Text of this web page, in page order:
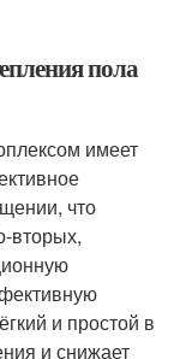
пола
имеет
что
вторых,
и простой в
и снижает